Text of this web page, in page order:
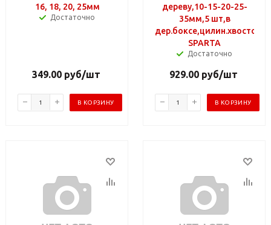
16, 18, 20, 25мм
Достаточно
349.00руб/шт
В КОРЗИНУ
дереву,10-15-20-25-
35мм,5 шт,в
дер.боксе,цилин.хвостовик
SPARTA
Достаточно
929.00руб/шт
В КОРЗИНУ